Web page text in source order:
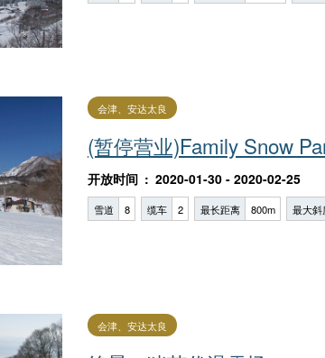
(暂停营业)Family Snow
会津、安达太良
开放时间 2020-01-30 - 2020-02-25
雪道 8 缆车 2 最长距离 800m 最大斜
会津、安达太良